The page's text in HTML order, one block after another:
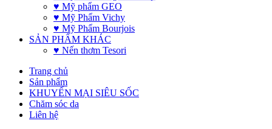
♥ Mỹ phẩm GEO
♥ Mỹ Phẩm Vichy
♥ Mỹ Phẩm Bourjois
SẢN PHẨM KHÁC
♥ Nến thơm Tesori
Trang chủ
Sản phẩm
KHUYẾN MẠI SIÊU SỐC
Chăm sóc da
Liên hệ